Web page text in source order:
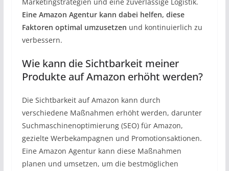
Eine Amazon Agentur kann dabei helfen, diese
Faktoren optimal umzusetzen und kontinuierlich zu
verbessern.
Wie kann die Sichtbarkeit meiner
Produkte auf Amazon erhöht werden?
Die Sichtbarkeit auf Amazon kann durch
verschiedene Maßnahmen erhöht werden, darunter
Suchmaschinenoptimierung (SEO) für Amazon,
gezielte Werbekampagnen und Promotionsaktionen.
Eine Amazon Agentur kann diese Maßnahmen
planen und umsetzen, um die bestmöglichen